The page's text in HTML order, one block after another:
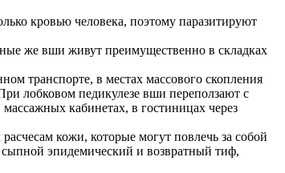
кровью человека, поэтому паразитируют
же вши живут преимущественно в складках
транспорте, в местах массового скопления
лобковом педикулезе вши переползают с
кабинетах, в гостиницах через
кожи, которые могут повлечь за собой
эпидемический и возвратный тиф,